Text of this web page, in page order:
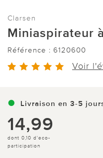
Clarsen
Miniaspirateur
Référence : 6120600
Voir
Livraison en 3-5
14,99
dont 0,10 d'eco-
participation